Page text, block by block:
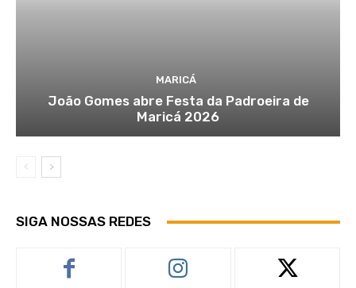
MARICÁ
João Gomes abre Festa da Padroeira de
Maricá 2026
SIGA NOSSAS REDES